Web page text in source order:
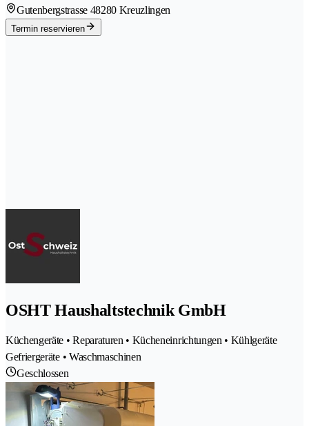
Gutenbergstrasse 48280 Kreuzlingen
Termin reservieren
OSHT Haushaltstechnik GmbH
Küchengeräte • Reparaturen • Kücheneinrichtungen • Kühlgeräte
Gefriergeräte • Waschmaschinen
Geschlossen